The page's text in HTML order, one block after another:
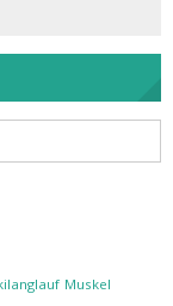
Muskel